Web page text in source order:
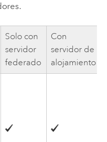
Solo con
servidor
federado
Con
servidor de
alojamiento